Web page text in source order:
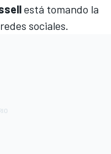
está tomando la
sociales.